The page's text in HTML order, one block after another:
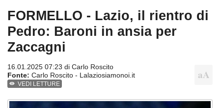
FORMELLO - Lazio, il rientro di
Pedro: Baroni in ansia per
Zaccagni
16.01.2025 07:23 di Carlo Roscito
Fonte: Carlo Roscito - Lalaziosiamonoi.it
VEDI LETTURE